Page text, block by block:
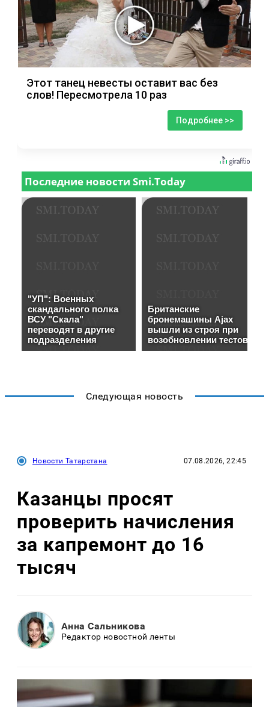
Этот танец невесты оставит вас без
слов! Пересмотрела 10 раз
Подробнее >>
Следующая новость
Новости Татарстана 07.08.2026, 22:45
Казанцы просят
проверить начисления
за капремонт до 16
тысяч
Анна Сальникова
Редактор новостной ленты